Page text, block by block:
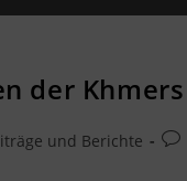
der Khmers
und Berichte